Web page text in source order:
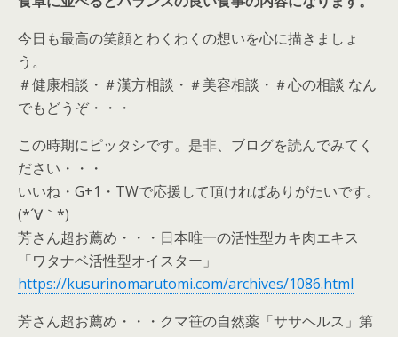
今日も最高の笑顔とわくわくの想いを心に描きましょ
う。
＃健康相談・＃漢方相談・＃美容相談・＃心の相談 なん
でもどうぞ・・・
この時期にピッタシです。是非、ブログを読んでみてく
ださい・・・
いいね・G+1・TWで応援して頂ければありがたいです。
(*´∀｀*)
芳さん超お薦め・・・日本唯一の活性型カキ肉エキス
「ワタナベ活性型オイスター」
https://kusurinomarutomi.com/archives/1086.html
芳さん超お薦め・・・クマ笹の自然薬「ササヘルス」第